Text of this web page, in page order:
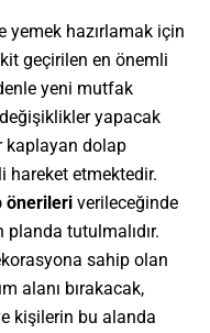
yemek hazırlamak için
geçirilen en önemli
yeni mutfak
yapacak
kaplayan dolap
hareket etmektedir.
önerileri verileceğinde
planda tutulmalıdır.
sahip olan
alanı bırakacak,
kişilerin bu alanda